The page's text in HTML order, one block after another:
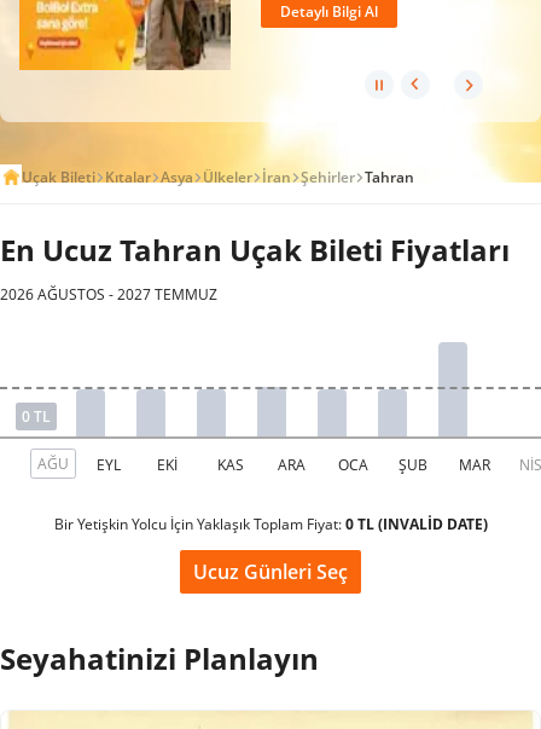
Hakkı ve 2 Kat BolPuan!
Detaylı Bilgi Al
Uçak Bileti Kıtalar Asya Ülkeler İran Şehirler Tahran
En Ucuz Tahran Uçak Bileti Fiyatları
2026 AĞUSTOS - 2027 TEMMUZ
Bir Yetişkin Yolcu İçin Yaklaşık Toplam Fiyat:0 TL (INVALİD DATE)
Ucuz Günleri Seç
Seyahatinizi Planlayın